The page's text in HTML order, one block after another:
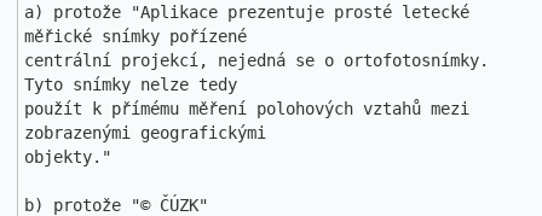
a) protože "Aplikace prezentuje prosté letecké
měřické snímky pořízené
centrální projekcí, nejedná se o ortofotosnímky.
Tyto snímky nelze tedy
použít k přímému měření polohových vztahů mezi
zobrazenými geografickými
objekty."
b) protože "© ČÚZK"